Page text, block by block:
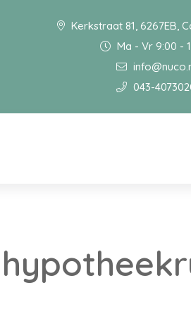
Kerkstraat 81, 6267EB,
Ma - Vr 9:00 -
043-